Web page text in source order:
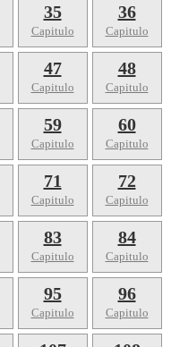
35
Capitulo
36
Capitulo
47
Capitulo
48
Capitulo
59
Capitulo
60
Capitulo
71
Capitulo
72
Capitulo
83
Capitulo
84
Capitulo
95
Capitulo
96
Capitulo